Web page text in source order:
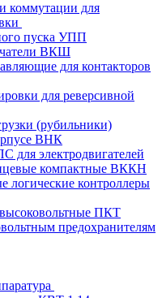
коммутации для
пуска УПП
ВКШ
для контакторов
для реверсивной
(рубильники)
ВНК
для электродвигателей
компактные ВККН
логические контроллеры
ПКТ
предохранителям